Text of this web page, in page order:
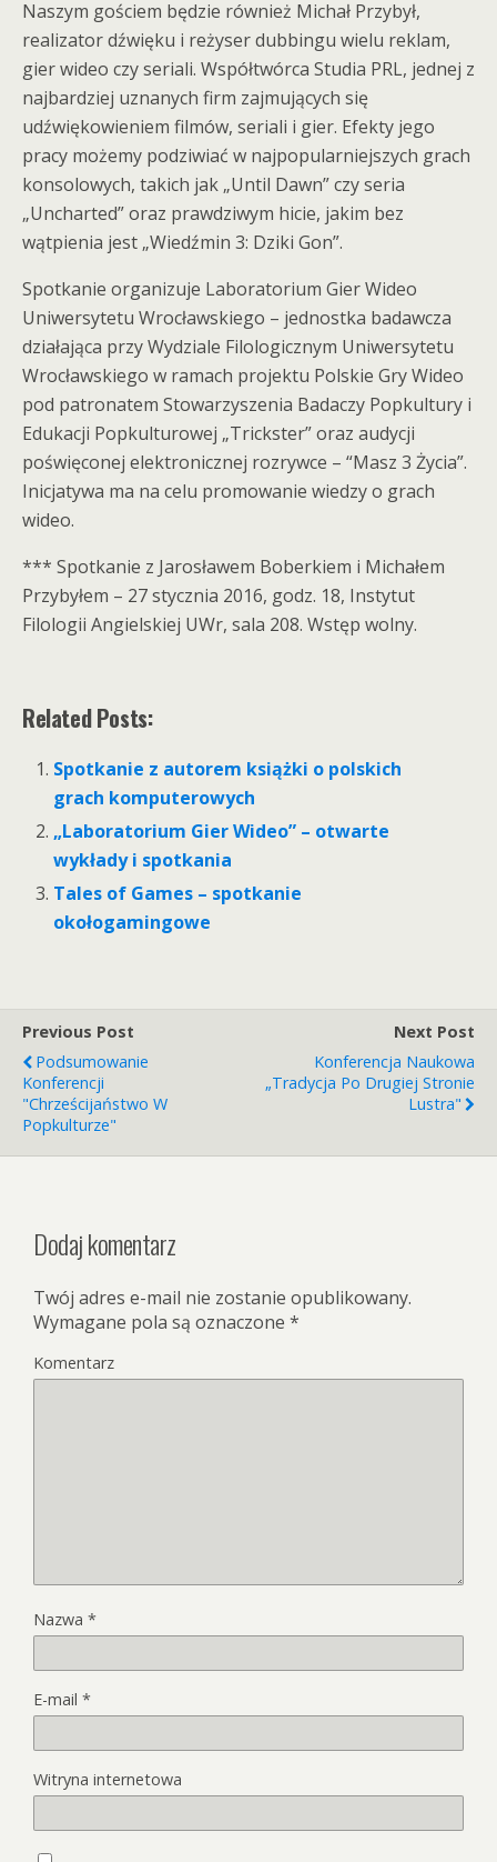
Naszym gościem będzie również Michał Przybył,
realizator dźwięku i reżyser dubbingu wielu reklam,
gier wideo czy seriali. Współtwórca Studia PRL, jednej z
najbardziej uznanych firm zajmujących się
udźwiękowieniem filmów, seriali i gier. Efekty jego
pracy możemy podziwiać w najpopularniejszych grach
konsolowych, takich jak „Until Dawn” czy seria
„Uncharted” oraz prawdziwym hicie, jakim bez
wątpienia jest „Wiedźmin 3: Dziki Gon”.
Spotkanie organizuje Laboratorium Gier Wideo
Uniwersytetu Wrocławskiego – jednostka badawcza
działająca przy Wydziale Filologicznym Uniwersytetu
Wrocławskiego w ramach projektu Polskie Gry Wideo
pod patronatem Stowarzyszenia Badaczy Popkultury i
Edukacji Popkulturowej „Trickster” oraz audycji
poświęconej elektronicznej rozrywce – “Masz 3 Życia”.
Inicjatywa ma na celu promowanie wiedzy o grach
wideo.
*** Spotkanie z Jarosławem Boberkiem i Michałem
Przybyłem – 27 stycznia 2016, godz. 18, Instytut
Filologii Angielskiej UWr, sala 208. Wstęp wolny.
Related Posts:
Spotkanie z autorem książki o polskich
grach komputerowych
„Laboratorium Gier Wideo” – otwarte
wykłady i spotkania
Tales of Games – spotkanie
okołogamingowe
Previous Post
Podsumowanie
Konferencji
"Chrześcijaństwo W
Popkulturze"
Next Post
Konferencja Naukowa
„Tradycja Po Drugiej Stronie
Lustra"
Dodaj komentarz
Twój adres e-mail nie zostanie opublikowany.
Wymagane pola są oznaczone *
Komentarz
Nazwa *
E-mail *
Witryna internetowa